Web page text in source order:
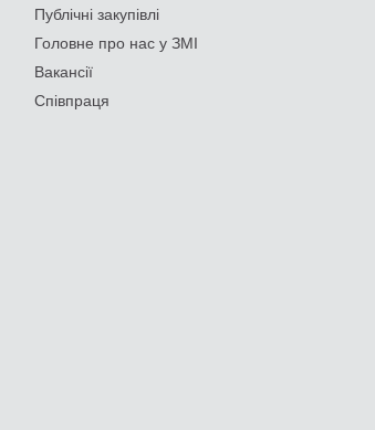
Публічні закупівлі
Головне про нас у ЗМІ
Вакансії
Співпраця